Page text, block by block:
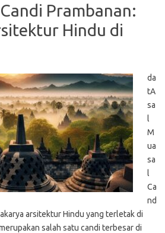
Prambanan:
Hindu di
da
tA
sa
l
M
ua
sa
l
Ca
nd
arsitektur Hindu yang terletak di
salah satu candi terbesar di